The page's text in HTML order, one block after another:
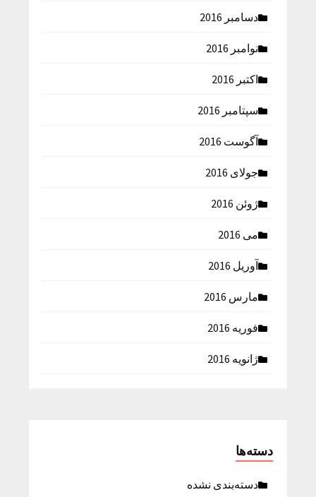
دسامبر 2016
نوامبر 2016
اکتبر 2016
سپتامبر 2016
آگوست 2016
جولای 2016
ژوئن 2016
می 2016
آوریل 2016
مارس 2016
فوریه 2016
ژانویه 2016
دسته‌ها
دسته‌بندی نشده